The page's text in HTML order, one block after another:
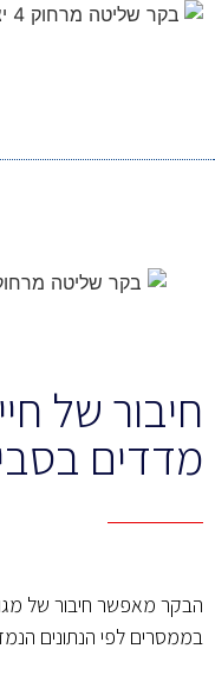
חיבור של
מדדים
הבקר מאפשר חיבור של
בממסרים לפי הנתונים